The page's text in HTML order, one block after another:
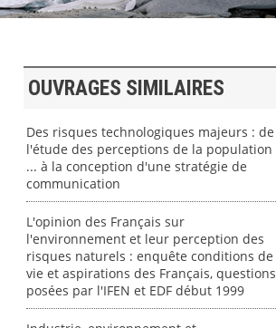
OUVRAGES SIMILAIRES
Des risques technologiques majeurs : de
l'étude des perceptions de la population
... à la conception d'une stratégie de
communication
L'opinion des Français sur
l'environnement et leur perception des
risques naturels : enquête conditions de
vie et aspirations des Français, questions
posées par l'IFEN et EDF début 1999